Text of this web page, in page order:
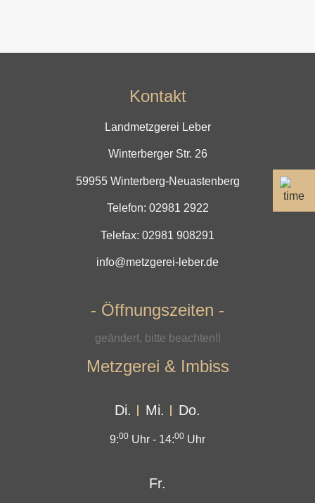
Kontakt
Landmetzgerei Leber
Winterberger Str. 26
59955 Winterberg-Neuastenberg
Telefon: 02981 2922
Telefax: 02981 908291
info@metzgerei-leber.de
- Öffnungszeiten -
geändert, bitte beachten!!
Metzgerei & Imbiss
Di. Mi. Do.
9:00 Uhr - 14:00 Uhr
Fr.